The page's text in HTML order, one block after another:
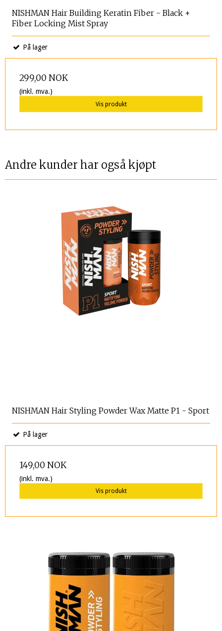
NISHMAN Hair Building Keratin Fiber - Black +
Fiber Locking Mist Spray
På lager
299,00 NOK
(inkl. mva.)
Vis produkt
Andre kunder har også kjøpt
NISHMAN Hair Styling Powder Wax Matte P1 - Sport
På lager
149,00 NOK
(inkl. mva.)
Vis produkt